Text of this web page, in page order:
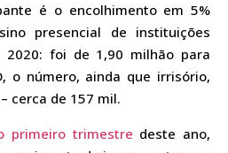
é o encolhimento em 5%
presencial de instituições
2020: foi de 1,90 milhão para
o número, ainda que irrisório,
cerca de 157 mil.
primeiro trimestre deste ano,